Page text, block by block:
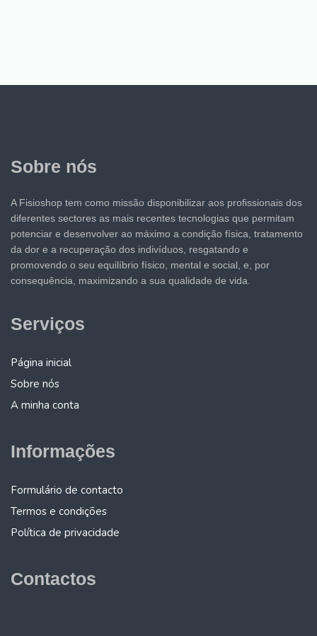
Sobre nós
A Fisioshop tem como missão disponibilizar aos profissionais dos
diferentes sectores as mais recentes tecnologias que permitam
potenciar e desenvolver ao máximo a condição física, tratamento
da dor e a recuperação dos indivíduos, resgatando e
promovendo o seu equilíbrio físico, mental e social, e, por
consequência, maximizando a sua qualidade de vida.
Serviços
Página inicial
Sobre nós
A minha conta
Informações
Formulário de contacto
Termos e condições
Política de privacidade
Contactos